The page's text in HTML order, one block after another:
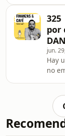
son
me
por
jun.
Hay
no